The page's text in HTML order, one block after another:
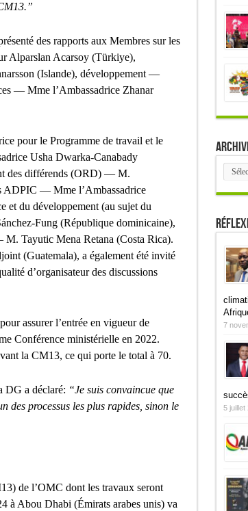
des rapports aux Membres sur les
Alparslan Acarsoy (Türkiye),
(Islande), développement —
— Mme l’Ambassadrice Zhanar
pour le Programme de travail et le
Usha Dwarka-Canabady
des différends (ORD) — M.
ADPIC — Mme l’Ambassadrice
et du développement (au sujet du
Fung (République dominicaine),
M. Tayutic Mena Retana (Costa Rica).
(Guatemala), a également été invité
d’organisateur des discussions
assurer l’entrée en vigueur de
Conférence ministérielle en 2022.
la CM13, ce qui porte le total à 70.
DG a déclaré: “Je suis convaincue que
des processus les plus rapides, sinon le
de l’OMC dont les travaux seront
à Abou Dhabi (Émirats arabes unis) va
7
5 juillet